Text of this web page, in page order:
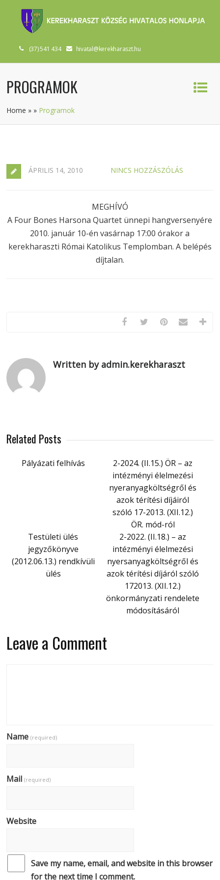
(37) 541 434 hivatal@kerekharaszt.hu
PROGRAMOK
Home » » Programok
ÁPRILIS 14, 2010 NINCS HOZZÁSZÓLÁS
MEGHÍVÓ
A Four Bones Harsona Quartet ünnepi hangversenyére
2010. január 10-én vasárnap 17:00 órakor a
kerekharaszti Római Katolikus Templomban. A belépés
díjtalan.
Written by admin.kerekharaszt
Related Posts
Pályázati felhívás
2-2024. (II.15.) ÖR – az
intézményi élelmezési
nyeranyagköltségről és
azok térítési díjáiról
szóló 17-2013. (XII.12.)
ÖR. mód-ról
Testületi ülés
jegyzőkönyve
(2012.06.13.) rendkívüli
ülés
2-2022. (II.18.) – az
intézményi élelmezési
nyersanyagköltségről és
azok térítési díjáról szóló
172013. (XII.12.)
önkormányzati rendelete
módosításáról
Leave a Comment
Name(required)
Mail(required)
Website
Save my name, email, and website in this browser
for the next time I comment.